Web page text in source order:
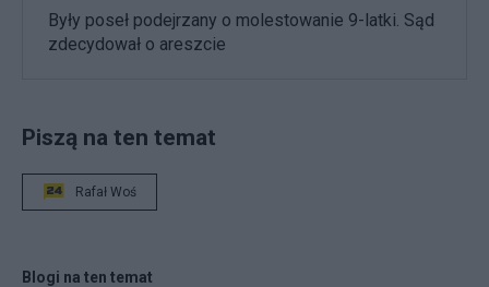
Były poseł podejrzany o molestowanie 9-latki. Sąd
zdecydował o areszcie
Piszą na ten temat
Rafał Woś
Blogi na ten temat